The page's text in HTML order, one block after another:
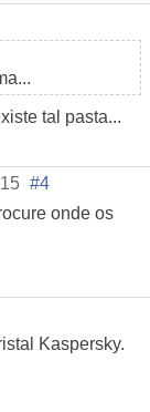
tal pasta...
#4
onde os
Kaspersky.